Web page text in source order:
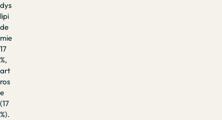
dys
lipi
de
mie
17
%,
art
ros
e
(17
%).